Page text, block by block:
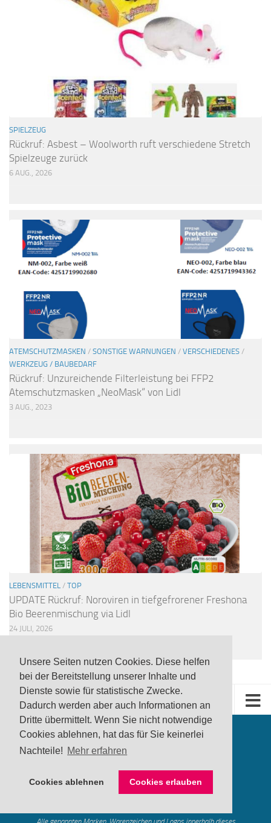
Unsere Seiten nutzen Cookies. Diese helfen
bei der Bereitstellung unserer Inhalte und
Dienste sowie für statistische Zwecke.
Dadurch werden aber auch Informationen an
Dritte übermittelt. Wenn Sie nicht notwendige
Cookies ablehnen, hat das für Sie keinerlei
Nachteile! Mehr erfahren
Cookies ablehnen Cookies erlauben
SPIELZEUG
Rückruf: Asbest – Woolworth ruft verschiedene Stretch
Spielzeuge zurück
6 AUG., 2026
ATEMSCHUTZMASKEN / SONSTIGE WARNUNGEN / VERSCHIEDENES /
WERKZEUG / BAUBEDARF
Rückruf: Unzureichende Filterleistung bei FFP2
Atemschutzmasken „NeoMask“ von Lidl
3 AUG., 2023
LEBENSMITTEL / TOP
UPDATE Rückruf: Noroviren in tiefgefrorener Freshona
Bio Beerenmischung via Lidl
24 JULI, 2026
produktwarnung.eu- 2007-2026